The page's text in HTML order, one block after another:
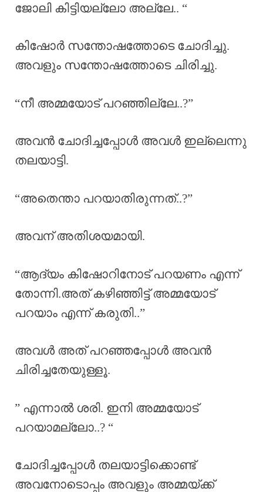
ജോലി കിട്ടിയല്ലോ അല്ലേ.. “
കിഷോർ സന്തോഷത്തോടെ ചോദിച്ചു.
അവളും സന്തോഷത്തോടെ ചിരിച്ചു.
“നീ അമ്മയോട് പറഞ്ഞില്ലേ..?”
അവൻ ചോദിച്ചപ്പോൾ അവൾ ഇല്ലെന്നു
തലയാട്ടി.
“അതെന്താ പറയാതിരുന്നത്..?”
അവന് അതിശയമായി.
“ആദ്യം കിഷോറിനോട് പറയണം എന്ന്
തോന്നി.അത് കഴിഞ്ഞിട്ട് അമ്മയോട്
പറയാം എന്ന് കരുതി..”
അവൾ അത് പറഞ്ഞപ്പോൾ അവൻ
ചിരിച്ചതേയുള്ളൂ.
” എന്നാൽ ശരി. ഇനി അമ്മയോട്
പറയാമല്ലോ..? “
ചോദിച്ചപ്പോൾ തലയാട്ടിക്കൊണ്ട്
അവനോടൊപ്പം അവളും അമ്മയ്ക്ക്